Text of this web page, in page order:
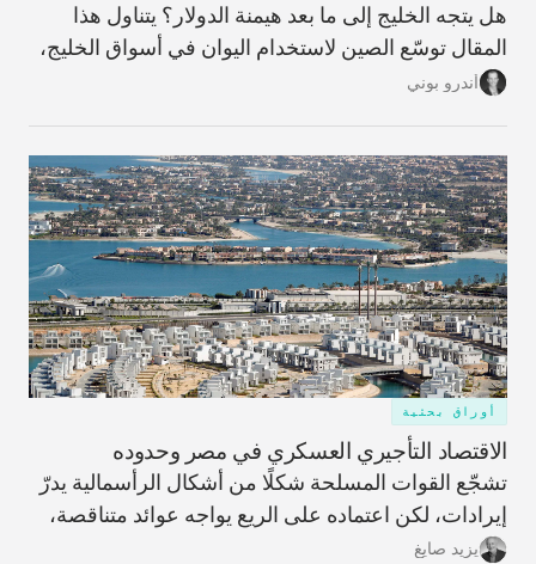
هل يتجه الخليج إلى ما بعد هيمنة الدولار؟ يتناول هذا
المقال توسّع الصين لاستخدام اليوان في أسواق الخليج،
وما الذي يعنيه ذلك لمستقبل النظام المالي الإقليمي،
أندرو بوني
أوراق بحثية
الاقتصاد التأجيري العسكري في مصر وحدوده
تشجّع القوات المسلحة شكلًا من أشكال الرأسمالية يدرّ
إيرادات، لكن اعتماده على الريع يواجه عوائد متناقصة،
ما يحمّل البلاد تكاليف ضخمة غير قابلة للاسترداد وعوائد
يزيد صايغ